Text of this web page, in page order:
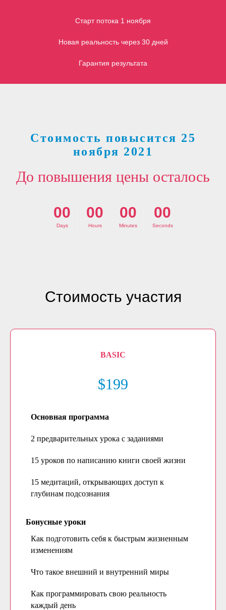
Старт потока 1 ноября
Новая реальность через 30 дней
Гарантия результата
Стоимость повысится 25
ноября 2021
До повышения цены осталось
00
Days
00
Hours
00
Minutes
00
Seconds
Стоимость участия
BASIC
$199
Основная программа
2 предварительных урока с заданиями
15 уроков по написанию книги своей жизни
15 медитаций, открывающих доступ к
глубинам подсознания
Бонусные уроки
Как подготовить себя к быстрым жизненным
изменениям
Что такое внешний и внутренний миры
Как программировать свою реальность
каждый день